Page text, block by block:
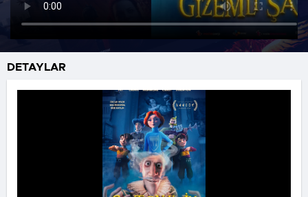
DETAYLAR